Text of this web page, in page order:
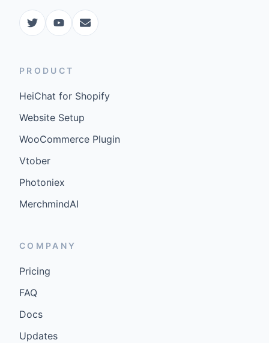
PRODUCT
HeiChat for Shopify
Website Setup
WooCommerce Plugin
Vtober
Photoniex
MerchmindAI
COMPANY
Pricing
FAQ
Docs
Updates